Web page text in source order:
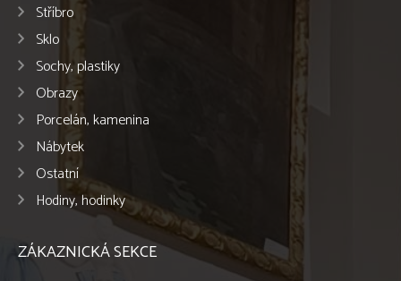
Stříbro
Sklo
Sochy, plastiky
Obrazy
Porcelán, kamenina
Nábytek
Ostatní
Hodiny, hodinky
ZÁKAZNICKÁ SEKCE